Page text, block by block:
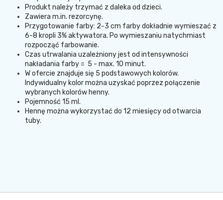
Produkt należy trzymać z daleka od dzieci.
Zawiera m.in. rezorcynę.
Przygotowanie farby: 2-3 cm farby dokładnie wymieszać z
6-8 kropli 3% aktywatora. Po wymieszaniu natychmiast
rozpocząć farbowanie.
Czas utrwalania uzależniony jest od intensywności
nakładania farby = 5 - max. 10 minut.
W ofercie znajduje się 5 podstawowych kolorów.
Indywidualny kolor można uzyskać poprzez połączenie
wybranych kolorów henny.
Pojemność 15 ml.
Hennę można wykorzystać do 12 miesięcy od otwarcia
tuby.